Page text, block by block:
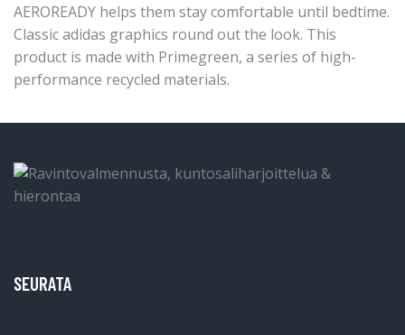
AEROREADY helps them stay comfortable until bedtime.
Classic adidas graphics round out the look. This
product is made with Primegreen, a series of high-
performance recycled materials.
SEURATA